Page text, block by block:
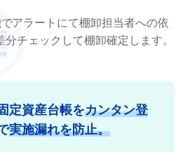
アラートにて棚卸担当者への依
チェックして棚卸確定します。
定資産台帳をカンタン登
実施漏れを防止。